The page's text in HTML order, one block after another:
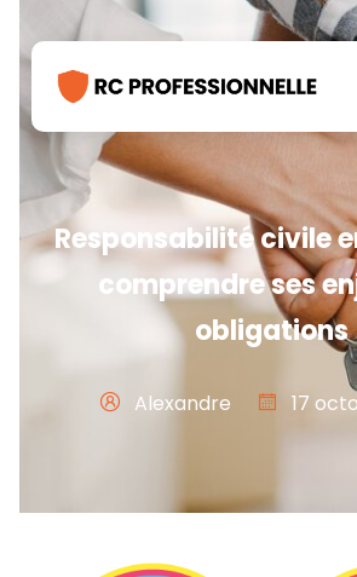
Responsabilité civile
comprendre ses
obligations
Alexandre 17